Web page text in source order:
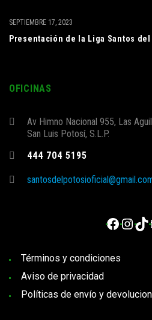
Presentación de la Liga Santos
SEPTIEMBRE 17, 2023
OFICINAS
Av Himno Nacional 955, Las
San Luis Potosí, S.L.P.
444 704 5195
Términos y condiciones
Aviso de privacidad
Políticas de envío y